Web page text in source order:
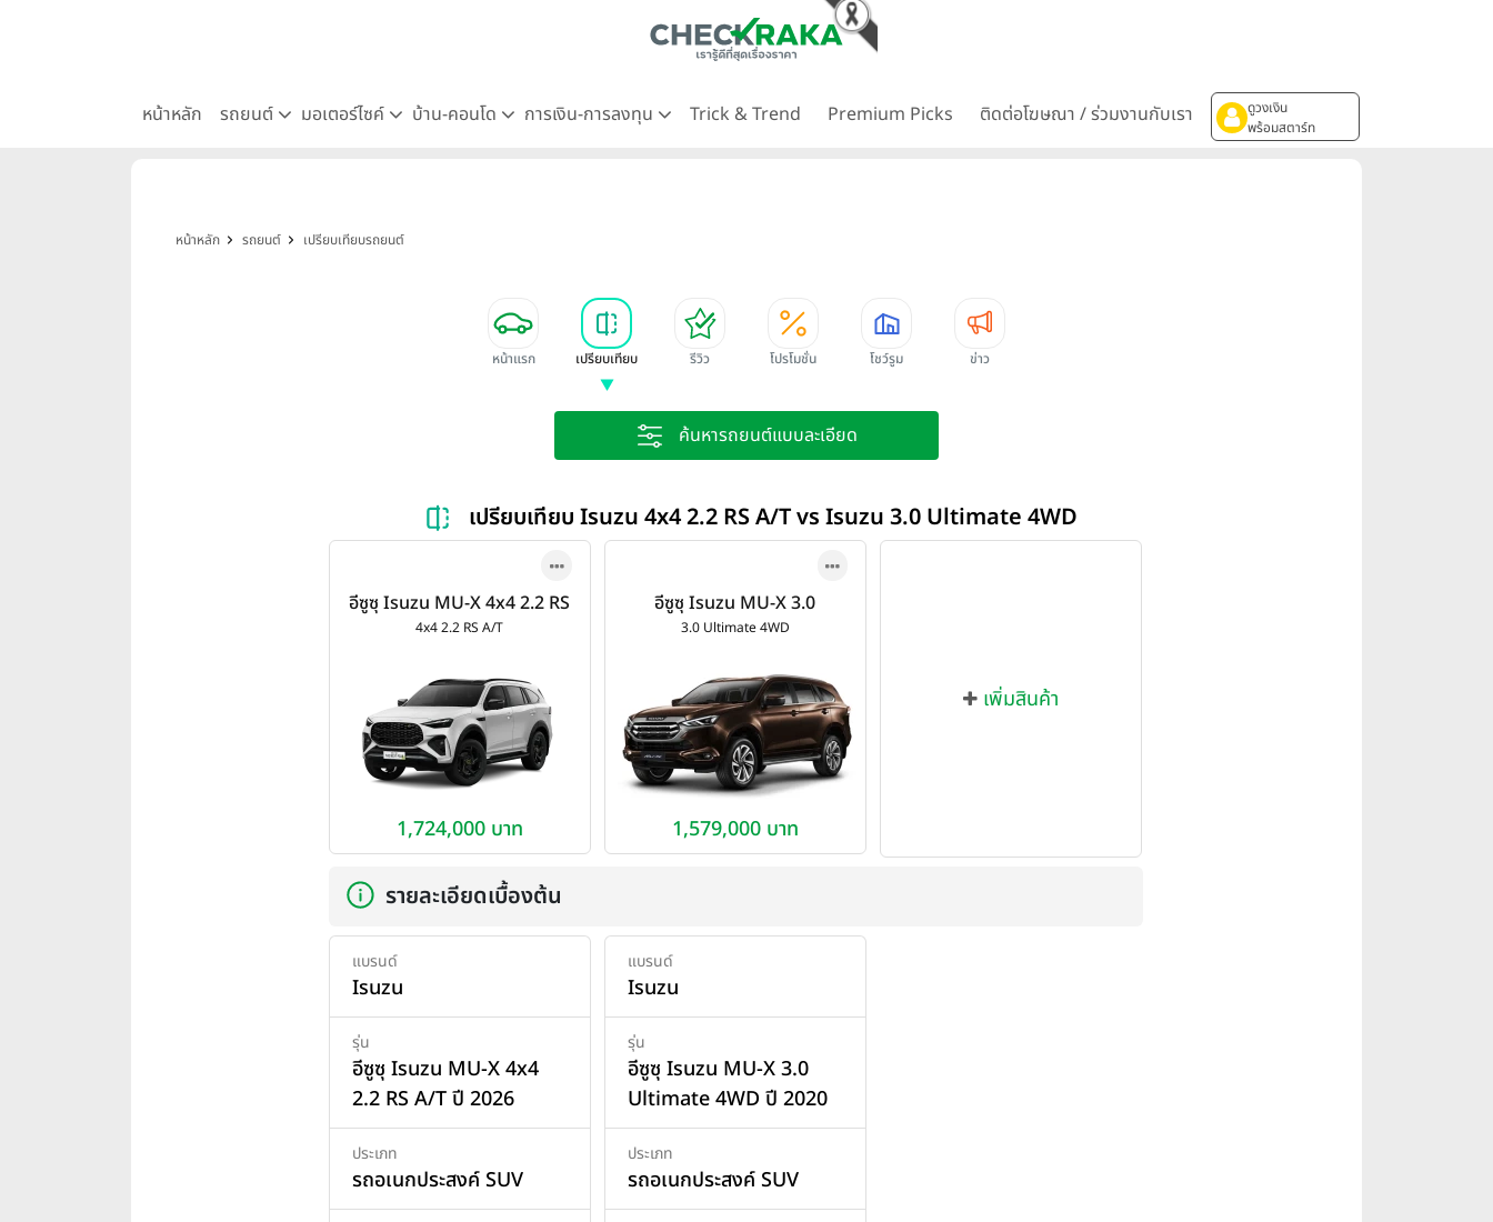
หน้าหลัก รถยนต์ มอเตอร์ไซค์ บ้าน-คอนโด การเงิน-การลงทุน Trick & Trend Premium Picks ติดต่อโฆษณา / ร่วมงานกับเรา
ดูวงเงิน
พร้อมสตาร์ท
หน้าหลัก รถยนต์ เปรียบเทียบรถยนต์
หน้าแรก เปรียบเทียบ รีวิว โปรโมชั่น โชว์รูม ข่าว
ค้นหารถยนต์แบบละเอียด
เปรียบเทียบ Isuzu 4x4 2.2 RS A/T vs Isuzu 3.0 Ultimate 4WD
อีซูซุ Isuzu MU-X 4x4 2.2 RS
A/T ปี 2026
4x4 2.2 RS A/T
1,724,000 บาท
อีซูซุ Isuzu MU-X 3.0
Ultimate 4WD ปี 2020
3.0 Ultimate 4WD
1,579,000 บาท
เพิ่มสินค้า
รายละเอียดเบื้องต้น
แบรนด์
Isuzu
รุ่น
อีซูซุ Isuzu MU-X 4x4
2.2 RS A/T ปี 2026
ประเภท
รถอเนกประสงค์ SUV
แบรนด์
Isuzu
รุ่น
อีซูซุ Isuzu MU-X 3.0
Ultimate 4WD ปี 2020
ประเภท
รถอเนกประสงค์ SUV